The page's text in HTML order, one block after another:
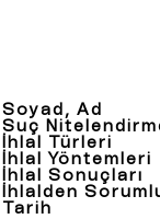
Soyad, Ad
Suç
İhlal Türleri
İhlal Yöntemleri
İhlal Sonuçları
İhlalden
Tarih